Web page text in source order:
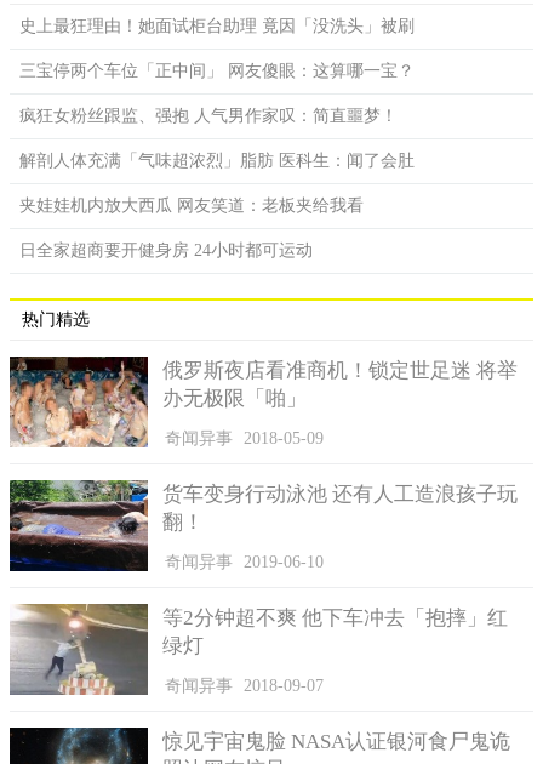
爱莉森在参加节目的期间，共减下了55公斤，她维持著约莫
66公斤的体重，并且没有再复胖，她回想参加节目的初期表示
「一开始我必须让自己的肥胖模样公开在大众面前，虽然很辛
时，家人也给了她莫大的鼓励，也让爱莉森有了「成为孩子心中
的榜样」的勇气。
史上最狂理由！她面试柜台助理 竟因「没洗头」被刷
三宝停两个车位「正中间」 网友傻眼：这算哪一宝？
疯狂女粉丝跟监、强抱 人气男作家叹：简直噩梦！
解剖人体充满「气味超浓烈」脂肪 医科生：闻了会肚
夹娃娃机内放大西瓜 网友笑道：老板夹给我看
日全家超商要开健身房 24小时都可运动
热门精选
俄罗斯夜店看准商机！锁定世足迷 将举
办无极限「啪」
奇闻异事 2018-05-09
货车变身行动泳池 还有人工造浪孩子玩
翻！
奇闻异事 2019-06-10
等2分钟超不爽 他下车冲去「抱摔」红
绿灯
奇闻异事 2018-09-07
惊见宇宙鬼脸 NASA认证银河食尸鬼诡